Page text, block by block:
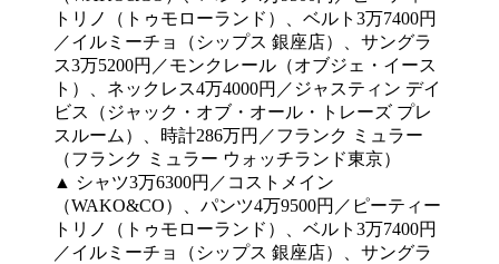
▲ シャツ3万6300円／コストメイン
（WAKO&CO）、パンツ4万9500円／ピーティー
トリノ（トゥモローランド）、ベルト3万7400円
／イルミーチョ（シップス 銀座店）、サングラ